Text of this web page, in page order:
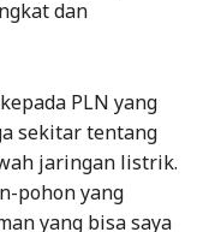
dan
PLN yang
sekitar tentang
jaringan listrik.
pohon yang
yang bisa saya